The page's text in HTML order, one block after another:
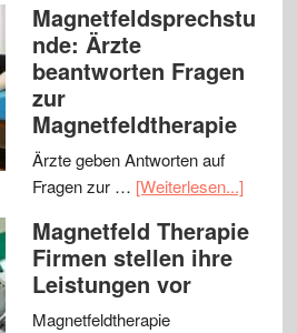
Magnetfeldsprechstu
nde: Ärzte
beantworten Fragen
zur
Magnetfeldtherapie
Ärzte geben Antworten auf
Fragen zur … [Weiterlesen...]
Magnetfeld Therapie
Firmen stellen ihre
Leistungen vor
Magnetfeldtherapie